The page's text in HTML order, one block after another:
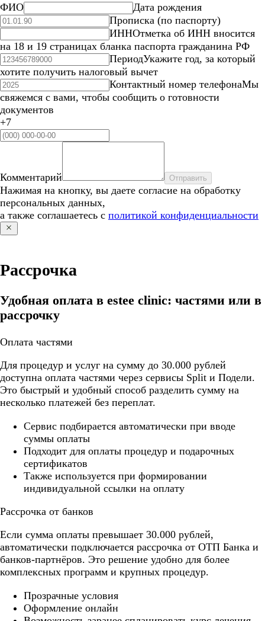
ФИО
Дата рождения
Прописка (по паспорту)
ИННОтметка об ИНН вносится
на 18 и 19 страницах бланка паспорта гражданина РФ
ПериодУкажите год, за который
хотите получить налоговый вычет
Контактный номер телефонаМы
свяжемся с вами, чтобы сообщить о готовности
документов
+7
Комментарий Отправить
Нажимая на кнопку, вы даете согласие на обработку
персональных данных,
а также соглашаетесь с политикой конфиденциальности
Рассрочка
Удобная оплата в estee clinic: частями или в
рассрочку
Оплата частями
Для процедур и услуг на сумму до 30.000 рублей
доступна оплата частями через сервисы Split и Подели.
Это быстрый и удобный способ разделить сумму на
несколько платежей без переплат.
Cервис подбирается автоматически при вводе
суммы оплаты
Подходит для оплаты процедур и подарочных
сертификатов
Также используется при формировании
индивидуальной ссылки на оплату
Рассрочка от банков
Если сумма оплаты превышает 30.000 рублей,
автоматически подключается рассрочка от ОТП Банка и
банков-партнёров. Это решение удобно для более
комплексных программ и крупных процедур.
Прозрачные условия
Оформление онлайн